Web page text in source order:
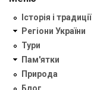
Історія і традиції
Регіони України
Тури
Пам'ятки
Природа
Блог